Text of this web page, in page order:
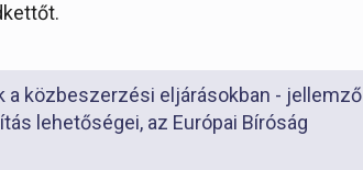
a közbeszerzési eljárásokban - jellemző
lehetőségei, az Európai Bíróság